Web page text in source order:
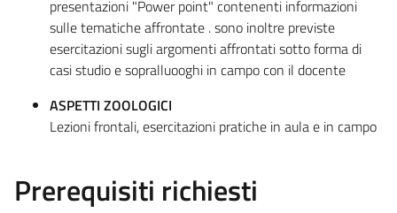
presentazioni "Power point" contenenti informazioni
sulle tematiche affrontate . sono inoltre previste
esercitazioni sugli argomenti affrontati sotto forma di
casi studio e sopralluooghi in campo con il docente
ASPETTI ZOOLOGICI
Lezioni frontali, esercitazioni pratiche in aula e in campo
Prerequisiti richiesti